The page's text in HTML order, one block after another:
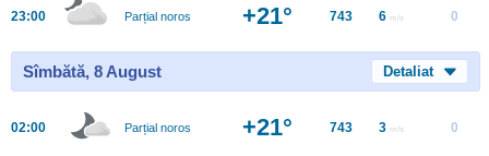
23:00 Parțial noros +21° 743 6 m/s 0
Sîmbătă, 8 August Detaliat
02:00 Parțial noros +21° 743 3 m/s 0